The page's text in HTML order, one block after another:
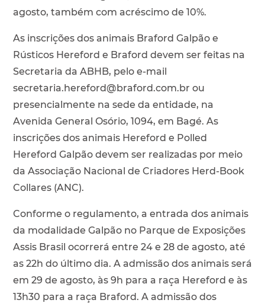
agosto, também com acréscimo de 10%.
As inscrições dos animais Braford Galpão e
Rústicos Hereford e Braford devem ser feitas na
Secretaria da ABHB, pelo e-mail
secretaria.hereford@braford.com.br ou
presencialmente na sede da entidade, na
Avenida General Osório, 1094, em Bagé. As
inscrições dos animais Hereford e Polled
Hereford Galpão devem ser realizadas por meio
da Associação Nacional de Criadores Herd-Book
Collares (ANC).
Conforme o regulamento, a entrada dos animais
da modalidade Galpão no Parque de Exposições
Assis Brasil ocorrerá entre 24 e 28 de agosto, até
as 22h do último dia. A admissão dos animais será
em 29 de agosto, às 9h para a raça Hereford e às
13h30 para a raça Braford. A admissão dos